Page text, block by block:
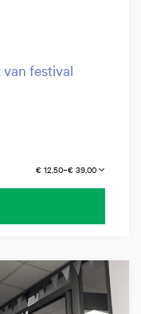
festival
€ 12,50–€ 39,00